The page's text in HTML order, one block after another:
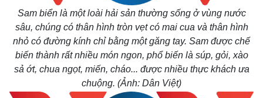
Sam biển là một loài hải sản thường sống ở vùng nước
sâu, chúng có thân hình tròn vẹt có mai cua và thân hình
nhỏ có đường kính chỉ bằng một găng tay. Sam được chế
biến thành rất nhiều món ngon, phổ biến là súp, gỏi, xào
sả ớt, chua ngọt, miến, cháo... được nhiều thực khách ưa
chuộng. (Ảnh: Dân Việt)